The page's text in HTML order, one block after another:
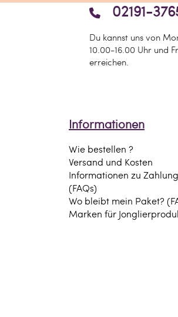
02191-
Du kannst uns von
10.00-16.00 Uhr und
erreichen.
Informationen
Wie bestellen ?
Versand und Kosten
Informationen zu
(FAQs)
Wo bleibt mein Paket?
Marken für